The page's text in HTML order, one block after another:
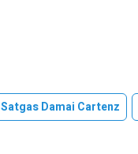
Satgas Damai Cartenz